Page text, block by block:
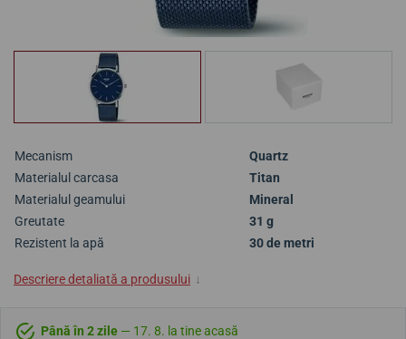
Mecanism
Quartz
Materialul carcasa
Titan
Materialul geamului
Mineral
Greutate
31 g
Rezistent la apă
30 de metri
Descriere detaliată a produsului ↓
Până în 2 zile — 17. 8. la tine acasă